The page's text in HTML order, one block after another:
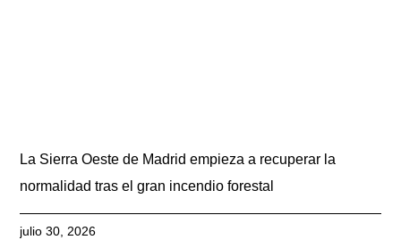
La Sierra Oeste de Madrid empieza a recuperar la
normalidad tras el gran incendio forestal
julio 30, 2026